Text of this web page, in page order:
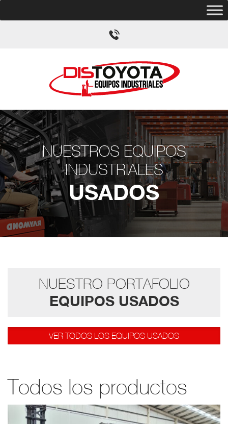
NUESTROS EQUIPOS
INDUSTRIALES
USADOS
NUESTRO PORTAFOLIO
EQUIPOS USADOS
VER TODOS LOS EQUIPOS USADOS
Todos los productos